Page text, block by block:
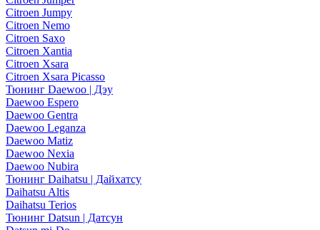
Citroen Jumpy
Citroen Nemo
Citroen Saxo
Citroen Xantia
Citroen Xsara
Citroen Xsara Picasso
Тюнинг Daewoo | Дэу
Daewoo Espero
Daewoo Gentra
Daewoo Leganza
Daewoo Matiz
Daewoo Nexia
Daewoo Nubira
Тюнинг Daihatsu | Дайхатсу
Daihatsu Altis
Daihatsu Terios
Тюнинг Datsun | Датсун